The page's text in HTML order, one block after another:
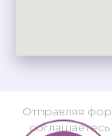
Отправляя
соглашаетесь